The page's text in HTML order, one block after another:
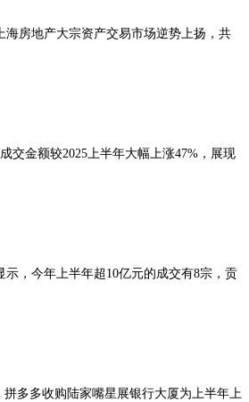
海房地产大宗资产交易市场逆势上扬，共
交金额较2025上半年大幅上涨47%，展现
，今年上半年超10亿元的成交有8宗，贡
拼多多收购陆家嘴星展银行大厦为上半年上